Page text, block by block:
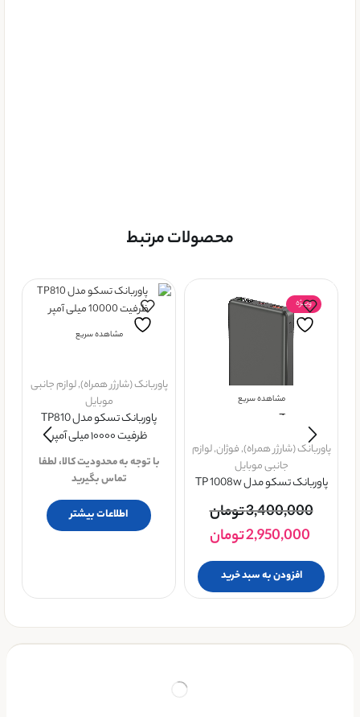
محصولات مرتبط
ویــژه
مشاهده سریع
پاوربانک (شارژر همراه),فوژان,لوازم
جانبی موبایل
پاوربانک تسکو مدل TP 1008w
3,400,000تومان
2,950,000تومان
افزودن به سبد خرید
مشاهده سریع
پاوربانک (شارژر همراه),لوازم جانبی
موبایل
پاوربانک تسکو مدل TP810
ظرفیت ۱۰۰۰۰ میلی آمپر
با توجه به محدودیت کالا، لطفا
تماس بگیرید
اطلاعات بیشتر